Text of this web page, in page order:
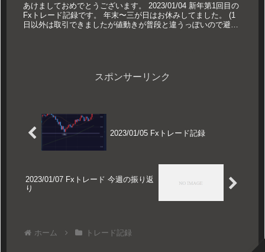
あけましておめでとうございます。 2023/01/04 新年第1回目の
Fxトレード記録です。 年末〜三が日はお休みしてました。 (1
日以外は取引できましたが値動きが普段と違うっぽいので避け
スポンサーリンク
2023/01/05 Fxトレード記録
2023/01/07 Fxトレード 今週の振り返
り
ホーム トレード記録